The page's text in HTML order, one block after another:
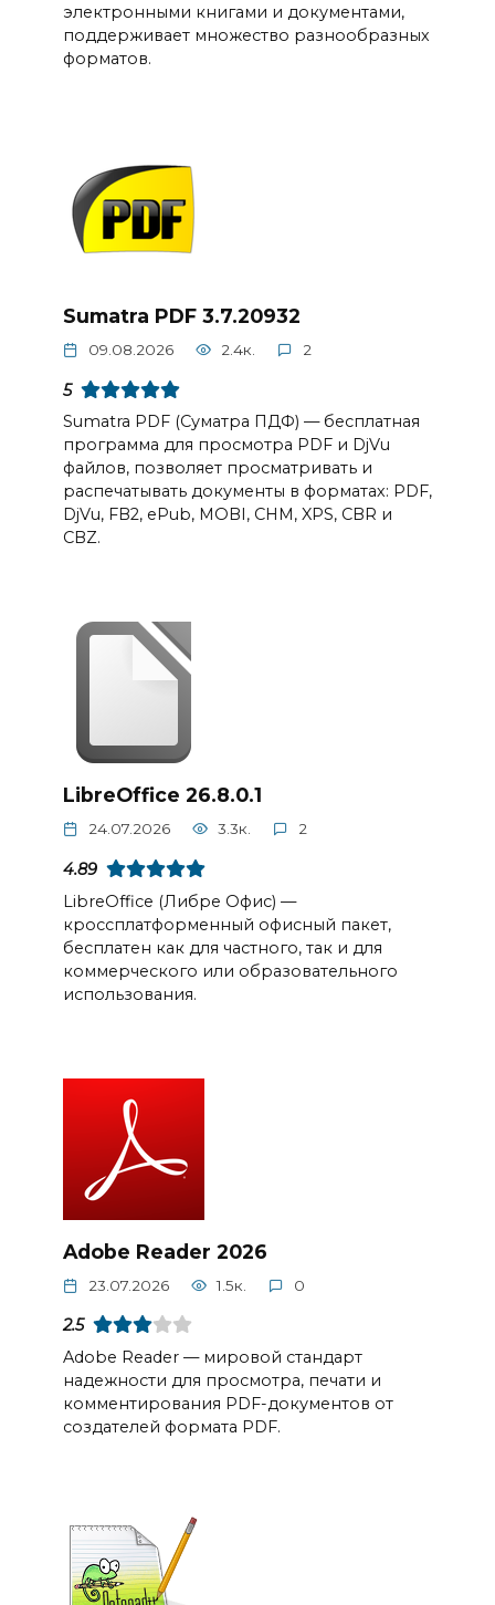
электронными книгами и документами,
поддерживает множество разнообразных
форматов.
Sumatra PDF 3.7.20932
09.08.2026 2.4к. 2
5
Sumatra PDF (Суматра ПДФ) — бесплатная
программа для просмотра PDF и DjVu
файлов, позволяет просматривать и
распечатывать документы в форматах: PDF,
DjVu, FB2, ePub, MOBI, CHM, XPS, CBR и
CBZ.
LibreOffice 26.8.0.1
24.07.2026 3.3к. 2
4.89
LibreOffice (Либре Офис) —
кроссплатформенный офисный пакет,
бесплатен как для частного, так и для
коммерческого или образовательного
использования.
Adobe Reader 2026
23.07.2026 1.5к. 0
2.5
Adobe Reader — мировой стандарт
надежности для просмотра, печати и
комментирования PDF-документов от
создателей формата PDF.